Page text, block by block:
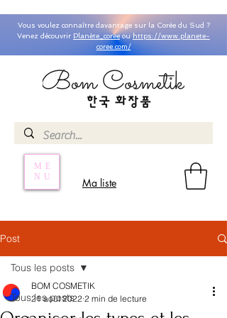
ME
NU
Ma liste
Vous voulez connaître davantage sur la Corée du Sud ?
Venez découvrir Planète_coreeouhttps://www.planete-
coree.com/
Post
Tous les posts
Tous les posts
BOM COSMETIK
21 août 2022 2 min de lecture